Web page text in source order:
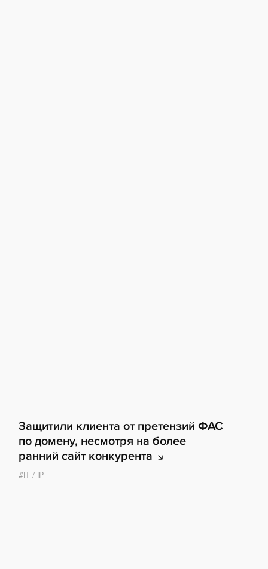
Защитили клиента от претензий ФАС
по домену, несмотря на более
ранний сайт конкурента
IT / IP